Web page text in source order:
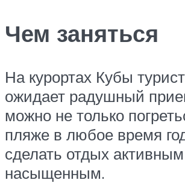
Чем заняться
На курортах Кубы
ожидает радушный
можно не только
пляже в любое время
сделать отдых
насыщенным.